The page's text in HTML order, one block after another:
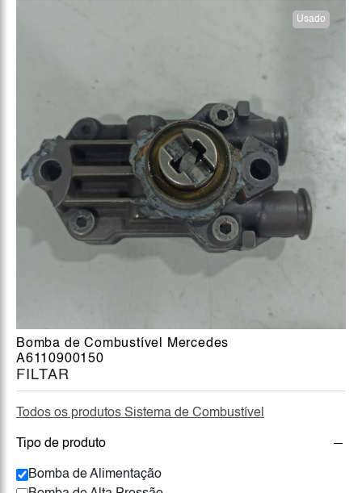
FILTAR
Todos os produtos Sistema de Combustível
Tipo de produto
Bomba de Alimentação
Usado
Bomba de Combustível Mercedes
A6110900150